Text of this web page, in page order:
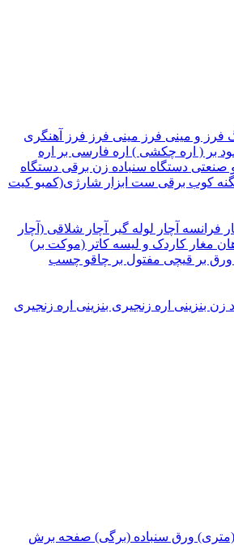
فرز و مینی فرز مینی فرز فرز آهنگری
بر ( اره چکشی ) اره فارسی بر
اره
صنعتی دستگاه سنباده زن برقی دستگاه
کوب برقی ست ابزار شارژی(کمبو کیت
فرانسه آچار لوله گیر
آچار شلاقی (آچار
مغار کاردک و لیسه کاتر (موکت بر)
بر قیچی مفتول بر چاقو چسب
زن بنزینی اره زنجیری بنزینی اره زنجیری
ورق سنباده (برگی) صفحه برش‌